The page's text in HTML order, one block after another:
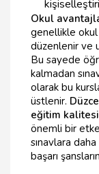
Okul
genellikle okul
düzenlenir ve
Bu sayede
kalmadan
olarak bu
üstlenir.
eğitim kalitesi
önemli bir
sınavlara
başarı